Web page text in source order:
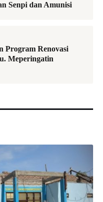
Senpi dan Amunisi
Program Renovasi
Meperingatin